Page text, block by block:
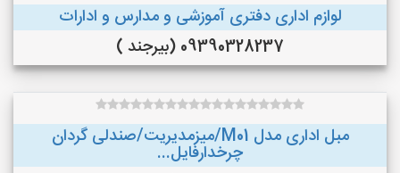
لوازم اداری دفتری آموزشی و مدارس و ادارات
09390328237 (بیرجند )
مبل اداری مدل M01/میزمدیریت/صندلی گردان
چرخدارفایل...